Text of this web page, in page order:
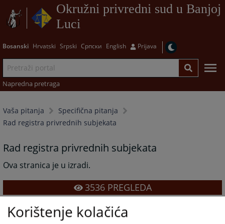
Okružni privredni sud u Banjoj
Luci
Bosanski Hrvatski Srpski Српски English Prijava
Napredna pretraga
Vaša pitanja
Specifična pitanja
Rad registra privrednih subjekata
Rad registra privrednih subjekata
Ova stranica je u izradi.
3536PREGLEDA
Korištenje kolačića